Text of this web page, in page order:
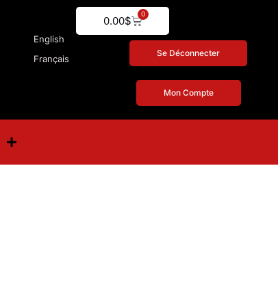
0.00$
0
Cart
English
Français
Se Déconnecter
Mon Compte